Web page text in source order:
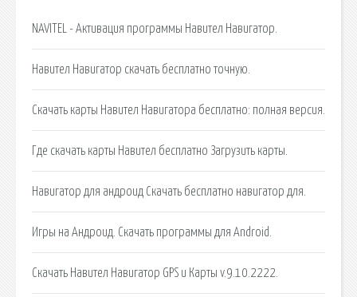
NAVITEL - Активация программы Навител Навигатор.
Навител Навигатор скачать бесплатно точную.
Скачать карты Навител Навигатора бесплатно: полная версия.
Где скачать карты Навител бесплатно Загрузить карты.
Навигатор для андроид Скачать бесплатно навигатор для.
Игры на Андроид. Скачать программы для Android.
Скачать Навител Навигатор GPS и Карты v.9.10.2222.